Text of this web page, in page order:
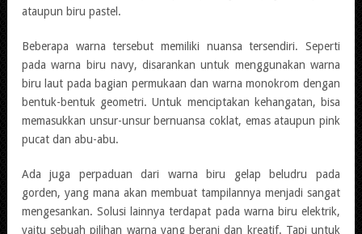
ataupun biru pastel.
Beberapa warna tersebut memiliki nuansa tersendiri. Seperti
pada warna biru navy, disarankan untuk menggunakan warna
biru laut pada bagian permukaan dan warna monokrom dengan
bentuk-bentuk geometri. Untuk menciptakan kehangatan, bisa
memasukkan unsur-unsur bernuansa coklat, emas ataupun pink
pucat dan abu-abu.
Ada juga perpaduan dari warna biru gelap beludru pada
gorden, yang mana akan membuat tampilannya menjadi sangat
mengesankan. Solusi lainnya terdapat pada warna biru elektrik,
yaitu sebuah pilihan warna yang berani dan kreatif. Tapi untuk